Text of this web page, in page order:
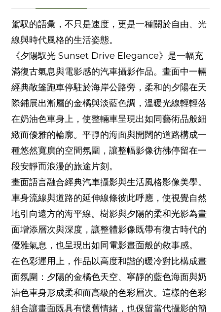
駕馭的語彙，不只是速度，更是一種關於自由、光
線與時代風格的生活姿態。
《夕陽馭光 Sunset Drive Elegance》是一幅充
滿復古氣息與電影感的汽車攝影作品。畫面中一輛
經典敞篷跑車停駐於海岸公路旁，柔和的夕陽在天
際鋪展出漸層的金橘與淡藍色調，溫暖光線輕輕落
在奶油色車身上，使整輛車呈現出如同藝術品般細
緻而優雅的輪廓。平靜的海面與開闊的道路構成一
種悠然寬廣的空間氛圍，讓整幅影像彷彿停留在一
段安靜而浪漫的旅途片刻。
畫面語言融合經典汽車攝影與生活風格影像美學。
車身流線與道路的延伸線條彼此呼應，使視覺自然
地引向遠方的海平線。樹影與夕陽的柔和光影為畫
面增添層次與深度，讓整體影像既帶有復古時代的
優雅氣息，也呈現出如同電影畫面般的敘事感。
在色彩運用上，作品以高度和諧的暖冷對比構成畫
面氛圍：夕陽的金橘色天空、寧靜的藍色海面與奶
油色車身形成柔和而高級的色彩層次。這樣的色彩
組合讓畫面既具有懷舊情緒，也保留當代攝影的簡